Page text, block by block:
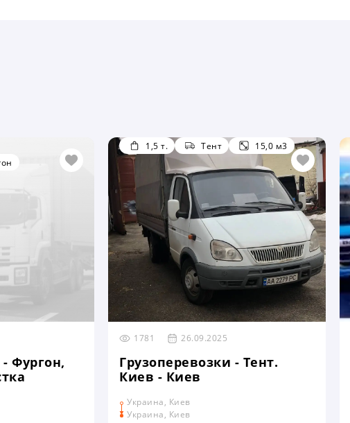
Фургон,
1,5 т. Тент 15,0 м3
1781 26.09.2025
Грузоперевозки - Тент.
Киев - Киев
Украина, Киев
Украина, Киев